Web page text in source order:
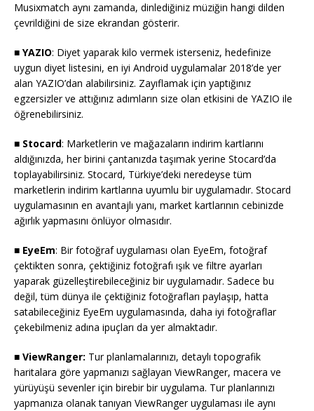
Musixmatch aynı zamanda, dinlediğiniz müziğin hangi dilden
çevrildiğini de size ekrandan gösterir.
■ YAZIO: Diyet yaparak kilo vermek isterseniz, hedefinize
uygun diyet listesini, en iyi Android uygulamalar 2018’de yer
alan YAZIO’dan alabilirsiniz. Zayıflamak için yaptığınız
egzersizler ve attığınız adımların size olan etkisini de YAZIO ile
öğrenebilirsiniz.
■ Stocard: Marketlerin ve mağazaların indirim kartlarını
aldığınızda, her birini çantanızda taşımak yerine Stocard’da
toplayabilirsiniz. Stocard, Türkiye’deki neredeyse tüm
marketlerin indirim kartlarına uyumlu bir uygulamadır. Stocard
uygulamasının en avantajlı yanı, market kartlarının cebinizde
ağırlık yapmasını önlüyor olmasıdır.
■ EyeEm: Bir fotoğraf uygulaması olan EyeEm, fotoğraf
çektikten sonra, çektiğiniz fotoğrafı ışık ve filtre ayarları
yaparak güzelleştirebileceğiniz bir uygulamadır. Sadece bu
değil, tüm dünya ile çektiğiniz fotoğrafları paylaşıp, hatta
satabileceğiniz EyeEm uygulamasında, daha iyi fotoğraflar
çekebilmeniz adına ipuçları da yer almaktadır.
■ ViewRanger: Tur planlamalarınızı, detaylı topografik
haritalara göre yapmanızı sağlayan ViewRanger, macera ve
yürüyüşü sevenler için birebir bir uygulama. Tur planlarınızı
yapmanıza olanak tanıyan ViewRanger uygulaması ile aynı